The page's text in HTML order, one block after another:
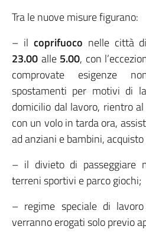
Tra le nuove misure figurano:
– il coprifuoco nelle città di
23.00 alle 5.00, con
comprovate esigenze
spostamenti per motivi di
domicilio dal lavoro, rientro
con un volo in tarda ora,
ad anziani e bambini,
– il divieto di passeggiare
terreni sportivi e parco giochi;
– regime speciale di
verranno erogati solo previo